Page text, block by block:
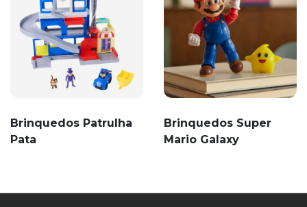
Brinquedos Patrulha
Pata
Brinquedos Super
Mario Galaxy